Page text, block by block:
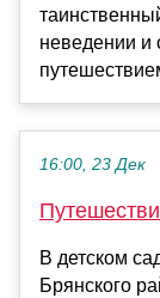
неведении и
16:00, 23 Дек
В детском
Брянского